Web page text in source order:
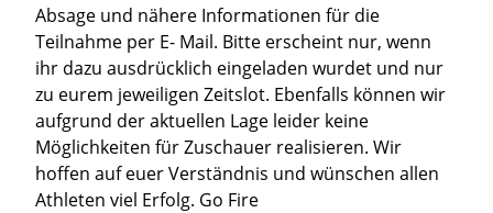
Absage und nähere Informationen für die
Teilnahme per E- Mail. Bitte erscheint nur, wenn
ihr dazu ausdrücklich eingeladen wurdet und nur
zu eurem jeweiligen Zeitslot. Ebenfalls können wir
aufgrund der aktuellen Lage leider keine
Möglichkeiten für Zuschauer realisieren. Wir
hoffen auf euer Verständnis und wünschen allen
Athleten viel Erfolg. Go Fire